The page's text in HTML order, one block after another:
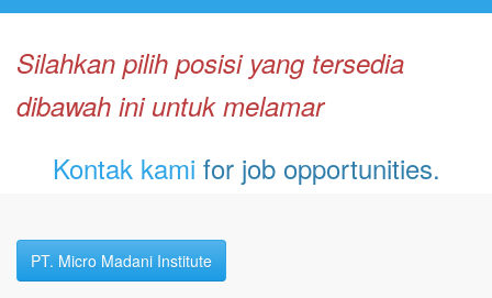
Silahkan pilih posisi yang tersedia
dibawah ini untuk melamar
Kontak kami for job opportunities.
PT. Micro Madani Institute